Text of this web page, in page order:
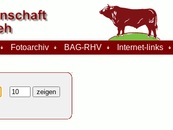
Fotoarchiv BAG-RHV Internet-links